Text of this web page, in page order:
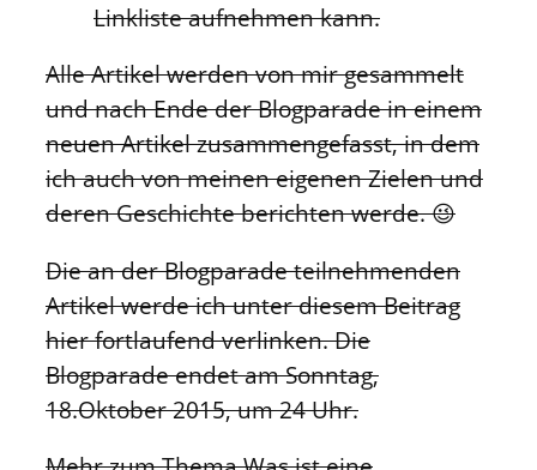
Linkliste aufnehmen kann.
Alle Artikel werden von mir gesammelt
und nach Ende der Blogparade in einem
neuen Artikel zusammengefasst, in dem
ich auch von meinen eigenen Zielen und
deren Geschichte berichten werde. 😉
Die an der Blogparade teilnehmenden
Artikel werde ich unter diesem Beitrag
hier fortlaufend verlinken. Die
Blogparade endet am Sonntag,
18.Oktober 2015, um 24 Uhr.